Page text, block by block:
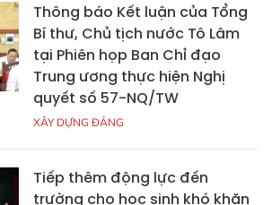
Thông báo Kết luận của Tổng
Bí thư, Chủ tịch nước Tô Lâm
tại Phiên họp Ban Chỉ đạo
Trung ương thực hiện Nghị
quyết số 57-NQ/TW
XÂY DỰNG ĐẢNG
Tiếp thêm động lực đến
trường cho học sinh khó khăn